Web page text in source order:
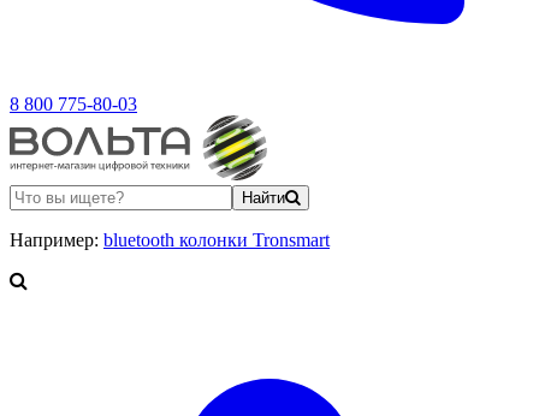
8 800 775-80-03
Найти
Например: bluetooth колонки Tronsmart